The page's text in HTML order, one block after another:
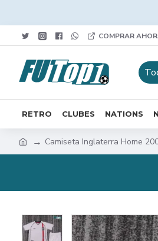
COMPRAR
RETRO CLUBES NATIONS
Camiseta Inglaterra Home